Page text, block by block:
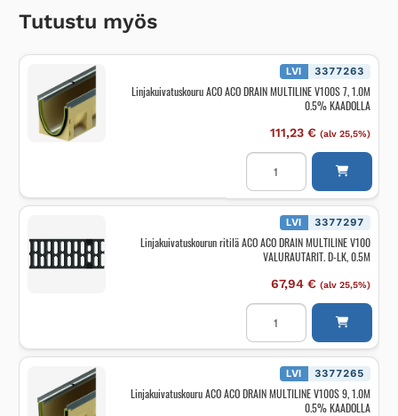
Tutustu myös
LVI 3377263
Linjakuivatuskouru ACO ACO DRAIN MULTILINE V100S 7, 1.0M
0.5% KAADOLLA
111,23 € (alv 25,5%)
Linjakuivatuskouru
DRAIN
MULTILINE
V100S
1.0M
0.5%
määrä
LVI 3377297
Linjakuivatuskourun ritilä ACO ACO DRAIN MULTILINE V100
VALURAUTARIT. D-LK, 0.5M
67,94 € (alv 25,5%)
Linjakuivatuskourun
ACO
DRAIN
MULTILINE
VALURAUTARIT.
LVI 3377265
Linjakuivatuskouru ACO ACO DRAIN MULTILINE V100S 9, 1.0M
0.5% KAADOLLA